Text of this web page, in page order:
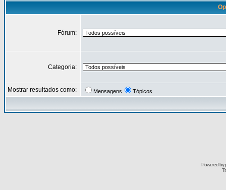
Fórum:
Categoria:
Mostrar resultados como: Mensagens Tópicos
Powered by